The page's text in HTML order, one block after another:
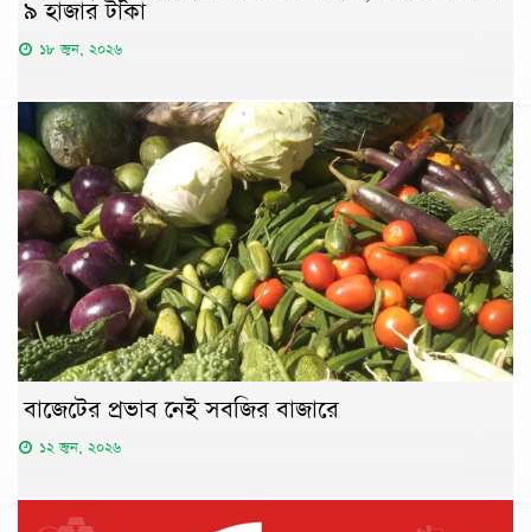
৯ হাজার টাকা
১৮ জুন, ২০২৬
বাজেটের প্রভাব নেই সবজির বাজারে
১২ জুন, ২০২৬